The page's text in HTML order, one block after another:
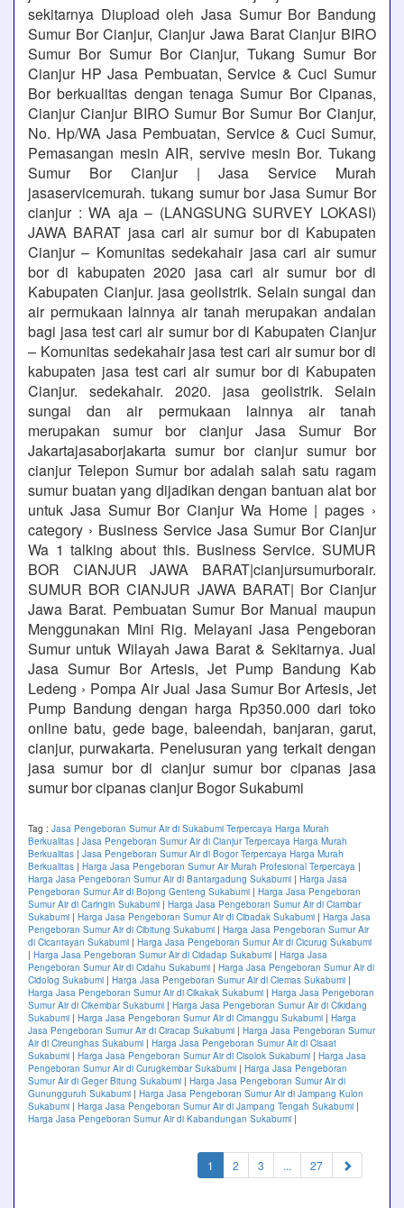
sekitarnya Diupload oleh Jasa Sumur Bor Bandung
Sumur Bor Cianjur, Cianjur Jawa Barat Cianjur BIRO
Sumur Bor Sumur Bor Cianjur, Tukang Sumur Bor
Cianjur HP Jasa Pembuatan, Service & Cuci Sumur
Bor berkualitas dengan tenaga Sumur Bor Cipanas,
Cianjur Cianjur BIRO Sumur Bor Sumur Bor Cianjur,
No. Hp/WA Jasa Pembuatan, Service & Cuci Sumur,
Pemasangan mesin AIR, servive mesin Bor. Tukang
Sumur Bor Cianjur | Jasa Service Murah
jasaservicemurah. tukang sumur bor Jasa Sumur Bor
cianjur : WA aja – (LANGSUNG SURVEY LOKASI)
JAWA BARAT jasa cari air sumur bor di Kabupaten
Cianjur – Komunitas sedekahair jasa cari air sumur
bor di kabupaten 2020 jasa cari air sumur bor di
Kabupaten Cianjur. jasa geolistrik. Selain sungai dan
air permukaan lainnya air tanah merupakan andalan
bagi jasa test cari air sumur bor di Kabupaten Cianjur
– Komunitas sedekahair jasa test cari air sumur bor di
kabupaten jasa test cari air sumur bor di Kabupaten
Cianjur. sedekahair. 2020. jasa geolistrik. Selain
sungai dan air permukaan lainnya air tanah
merupakan sumur bor cianjur Jasa Sumur Bor
Jakartajasaborjakarta sumur bor cianjur sumur bor
cianjur Telepon Sumur bor adalah salah satu ragam
sumur buatan yang dijadikan dengan bantuan alat bor
untuk Jasa Sumur Bor Cianjur Wa Home | pages ›
category › Business Service Jasa Sumur Bor Cianjur
Wa 1 talking about this. Business Service. SUMUR
BOR CIANJUR JAWA BARAT|cianjursumurborair.
SUMUR BOR CIANJUR JAWA BARAT| Bor Cianjur
Jawa Barat. Pembuatan Sumur Bor Manual maupun
Menggunakan Mini Rig. Melayani Jasa Pengeboran
Sumur untuk Wilayah Jawa Barat & Sekitarnya. Jual
Jasa Sumur Bor Artesis, Jet Pump Bandung Kab
Ledeng › Pompa Air Jual Jasa Sumur Bor Artesis, Jet
Pump Bandung dengan harga Rp350.000 dari toko
online batu, gede bage, baleendah, banjaran, garut,
cianjur, purwakarta. Penelusuran yang terkait dengan
jasa sumur bor di cianjur sumur bor cipanas jasa
sumur bor cipanas cianjur Bogor Sukabumi
Tag : Jasa Pengeboran Sumur Air di Sukabumi Terpercaya Harga Murah
Berkualitas | Jasa Pengeboran Sumur Air di Cianjur Terpercaya Harga Murah
Berkualitas | Jasa Pengeboran Sumur Air di Bogor Terpercaya Harga Murah
Berkualitas | Harga Jasa Pengeboran Sumur Air Murah Profesional Terpercaya |
Harga Jasa Pengeboran Sumur Air di Bantargadung Sukabumi | Harga Jasa
Pengeboran Sumur Air di Bojong Genteng Sukabumi | Harga Jasa Pengeboran
Sumur Air di Caringin Sukabumi | Harga Jasa Pengeboran Sumur Air di Ciambar
Sukabumi | Harga Jasa Pengeboran Sumur Air di Cibadak Sukabumi | Harga Jasa
Pengeboran Sumur Air di Cibitung Sukabumi | Harga Jasa Pengeboran Sumur Air
di Cicantayan Sukabumi | Harga Jasa Pengeboran Sumur Air di Cicurug Sukabumi
| Harga Jasa Pengeboran Sumur Air di Cidadap Sukabumi | Harga Jasa
Pengeboran Sumur Air di Cidahu Sukabumi | Harga Jasa Pengeboran Sumur Air di
Cidolog Sukabumi | Harga Jasa Pengeboran Sumur Air di Ciemas Sukabumi |
Harga Jasa Pengeboran Sumur Air di Cikakak Sukabumi | Harga Jasa Pengeboran
Sumur Air di Cikembar Sukabumi | Harga Jasa Pengeboran Sumur Air di Cikidang
Sukabumi | Harga Jasa Pengeboran Sumur Air di Cimanggu Sukabumi | Harga
Jasa Pengeboran Sumur Air di Ciracap Sukabumi | Harga Jasa Pengeboran Sumur
Air di Cireunghas Sukabumi | Harga Jasa Pengeboran Sumur Air di Cisaat
Sukabumi | Harga Jasa Pengeboran Sumur Air di Cisolok Sukabumi | Harga Jasa
Pengeboran Sumur Air di Curugkembar Sukabumi | Harga Jasa Pengeboran
Sumur Air di Geger Bitung Sukabumi | Harga Jasa Pengeboran Sumur Air di
Gunungguruh Sukabumi | Harga Jasa Pengeboran Sumur Air di Jampang Kulon
Sukabumi | Harga Jasa Pengeboran Sumur Air di Jampang Tengah Sukabumi |
Harga Jasa Pengeboran Sumur Air di Kabandungan Sukabumi |
1 (current)
2 3 ... 27